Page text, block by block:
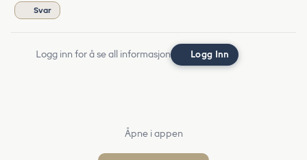
Svar
Logg inn for å se all informasjon Logg Inn
Åpne i appen